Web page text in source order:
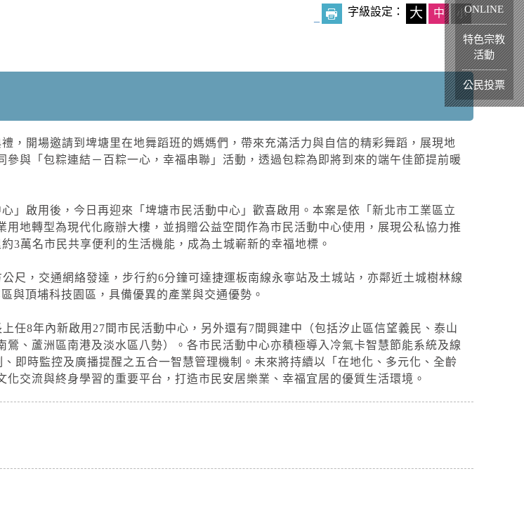
字級設定： 大 中 小
，開場邀請到埤塘里在地舞蹈班的媽媽們，帶來充滿活力與自信的精彩舞蹈，展現地
與「包粽連結－百粽一心，幸福串聯」活動，透過包粽為即將到來的端午佳節提前暖
」啟用後，今日再迎來「埤塘市民活動中心」歡喜啟用。本案是依「新北市工業區立
地轉型為現代化廠辦大樓，並捐贈公益空間作為市民活動中心使用，展現公私協力推
3萬名市民共享便利的生活機能，成為土城嶄新的幸福地標。
尺，交通網絡發達，步行約6分鐘可達捷運板南線永寧站及土城站，亦鄰近土城樹林線
與頂埔科技園區，具備優異的產業與交通優勢。
任8年內新啟用27間市民活動中心，另外還有7間興建中（包括汐止區信望義民、泰山
、蘆洲區南港及淡水區八勢）。各市民活動中心亦積極導入冷氣卡智慧節能系統及線
即時監控及廣播提醒之五合一智慧管理機制。未來將持續以「在地化、多元化、全齡
交流與終身學習的重要平台，打造市民安居樂業、幸福宜居的優質生活環境。
ONLINE
特色宗教
活動
公民投票